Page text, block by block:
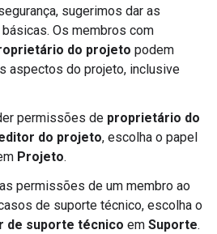
sugerimos dar as
Os membros com
do projeto podem
aspectos do projeto, inclusive
permissões de proprietário do
do projeto, escolha o papel
Projeto.
permissões de um membro ao
de suporte técnico, escolha o
de suporte técnico em Suporte.